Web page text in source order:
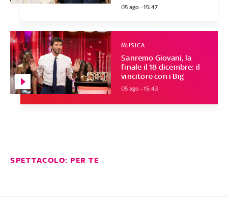
05 ago - 15:47
Sanremo Giovani, la
finale il 18 dicembre: il
vincitore con i Big
MUSICA
05 ago - 15:43
SPETTACOLO: PER TE